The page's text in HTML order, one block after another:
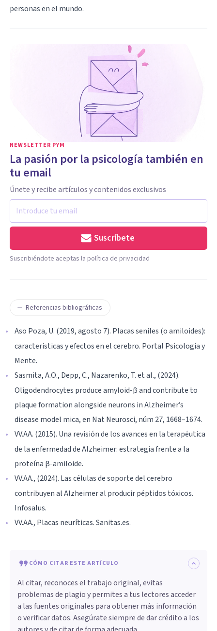
personas en el mundo.
NEWSLETTER PYM
La pasión por la psicología también en
tu email
Únete y recibe artículos y contenidos exclusivos
Suscríbete
Suscribiéndote aceptas la política de privacidad
Referencias bibliográficas
Aso Poza, U. (2019, agosto 7). Placas seniles (o amiloides):
características y efectos en el cerebro. Portal Psicología y
Mente.
Sasmita, A.O., Depp, C., Nazarenko, T. et al., (2024).
Oligodendrocytes produce amyloid-β and contribute to
plaque formation alongside neurons in Alzheimer’s
disease model mica, en Nat Neurosci, núm 27, 1668–1674.
VV.AA. (2015). Una revisión de los avances en la terapéutica
de la enfermedad de Alzheimer: estrategia frente a la
proteína β-amiloide.
VV.AA., (2024). Las células de soporte del cerebro
contribuyen al Alzheimer al producir péptidos tóxicos.
Infosalus.
VV.AA., Placas neuríticas. Sanitas.es.
CÓMO CITAR ESTE ARTÍCULO
Al citar, reconoces el trabajo original, evitas
problemas de plagio y permites a tus lectores acceder
a las fuentes originales para obtener más información
o verificar datos. Asegúrate siempre de dar crédito a los